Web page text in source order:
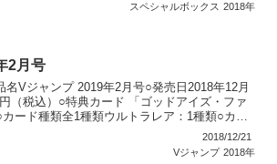
スペシャルボックス 2018年
2月号
Vジャンプ 2019年2月号○発売日2018年12月
（税込）○特典カード 「ゴッドアイズ・ファ
ード種類全1種類ウルトラレア：1種類○カー
2018/12/21
Vジャンプ 2018年